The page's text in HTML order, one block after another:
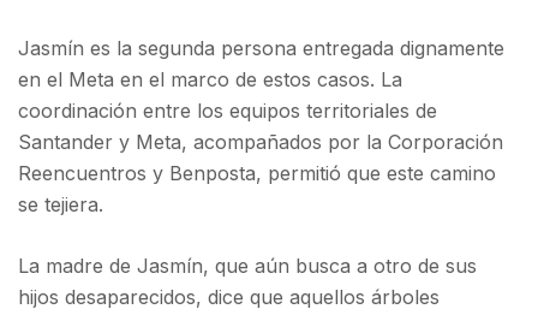
Jasmín es la segunda persona entregada dignamente
en el Meta en el marco de estos casos. La
coordinación entre los equipos territoriales de
Santander y Meta, acompañados por la Corporación
Reencuentros y Benposta, permitió que este camino
se tejiera.
La madre de Jasmín, que aún busca a otro de sus
hijos desaparecidos, dice que aquellos árboles